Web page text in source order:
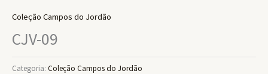
Coleção Campos do Jordão
CJV-09
Categoria: Coleção Campos do Jordão